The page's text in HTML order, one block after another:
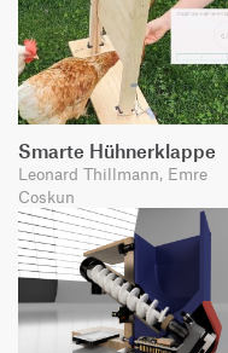
Smarte Hühnerklappe
Leonard Thillmann, Emre
Coskun